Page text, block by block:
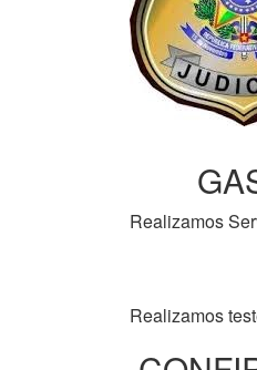
Realizamos
Realizamos